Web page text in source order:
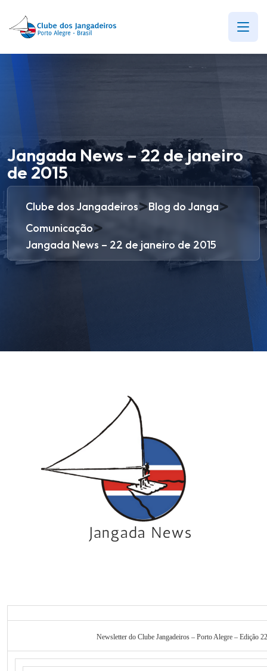
Jangada News – 22 de janeiro
de 2015
Clube dos Jangadeiros>Blog do Janga>
Comunicação>
Jangada News – 22 de janeiro de 2015
Newsletter do Clube Jangadeiros – Porto Alegre – Edição